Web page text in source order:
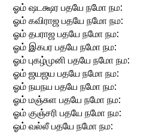
ஓம் ஷடக்ஷர பதயே நமோ நம:
ஓம் கவிராஜ பதயே நமோ நம:
ஓம் தபராஜ பதயே நமோ நம:
ஓம் இகபர பதயே நமோ நம:
ஓம் புகழ்முனி பதயே நமோ நம:
ஓம் ஜயஜய பதயே நமோ நம:
ஓம் நயநய பதயே நமோ நம:
ஓம் மஞ்சுள பதயே நமோ நம:
ஓம் குஞ்சரி பதயே நமோ நம:
ஓம் வல்லீ பதயே நமோ நம: